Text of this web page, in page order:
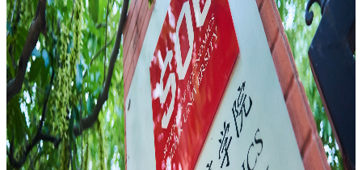
学院领导
校园风景
历史沿革
联系我们
院系部门
院系设置
党群组织
行政机构
新闻资讯